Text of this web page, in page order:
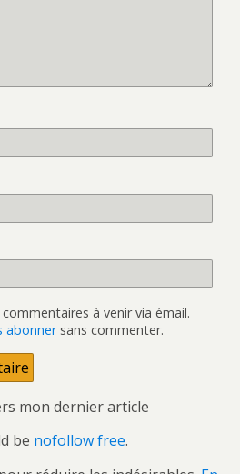
à venir via émail.
abonnersans commenter.
mon dernier article
be nofollow free.